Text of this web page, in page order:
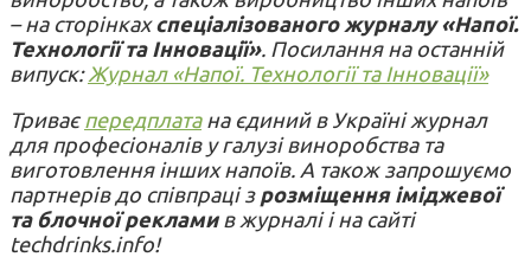
– на сторінкахспеціалізованого журналу «Напої.
Технології та Інновації». Посилання на останній
випуск: Журнал «Напої. Технології та Інновації»
Триває передплатана єдиний в Україні журнал
для професіоналів у галузі виноробства та
виготовлення інших напоїв. А також запрошуємо
партнерів до співпраці зрозміщення іміджевої
та блочної рекламив журналі і на сайті
techdrinks.info!